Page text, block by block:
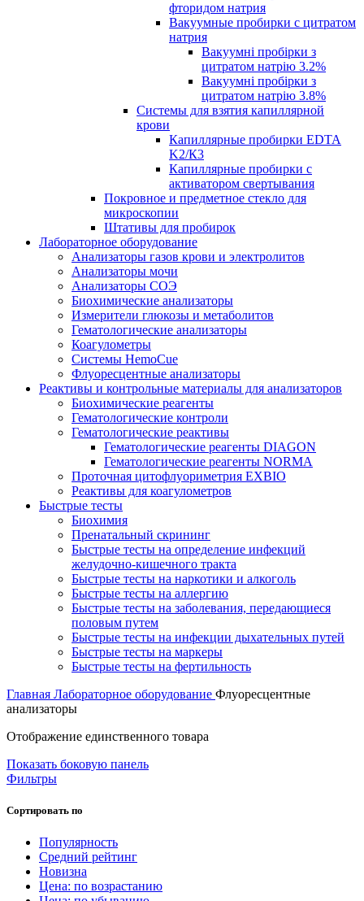
фторидом натрия
Вакуумные пробирки с цитратом
натрия
Вакуумні пробірки з
цитратом натрію 3.2%
Вакуумні пробірки з
цитратом натрію 3.8%
Системы для взятия капиллярной
крови
Капиллярные пробирки EDTA
K2/К3
Капиллярные пробирки с
активатором свертывания
Покровное и предметное стекло для
микроскопии
Штативы для пробирок
Лабораторное оборудование
Анализаторы газов крови и электролитов
Анализаторы мочи
Анализаторы СОЭ
Биохимические анализаторы
Измерители глюкозы и метаболитов
Гематологические анализаторы
Коагулометры
Системы HemoCue
Флуоресцентные анализаторы
Реактивы и контрольные материалы для анализаторов
Биохимические реагенты
Гематологические контроли
Гематологические реактивы
Гематологические реагенты DIAGON
Гематологические реагенты NORMA
Проточная цитофлуориметрия EXBIO
Реактивы для коагулометров
Быстрые тесты
Биохимия
Пренатальный скрининг
Быстрые тесты на определение инфекций
желудочно-кишечного тракта
Быстрые тесты на наркотики и алкоголь
Быстрые тесты на аллергию
Быстрые тесты на заболевания, передающиеся
половым путем
Быстрые тесты на инфекции дыхательных путей
Быстрые тесты на маркеры
Быстрые тесты на фертильность
Главная Лабораторное оборудование Флуоресцентные
анализаторы
Отображение единственного товара
Показать боковую панель
Фильтры
Сортировать по
Популярность
Средний рейтинг
Новизна
Цена: по возрастанию